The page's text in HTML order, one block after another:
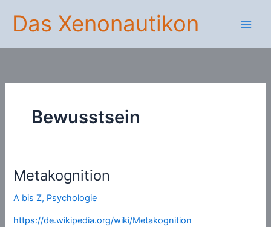
Inhalt
springen
Das Xenonautikon
Bewusstsein
Metakognition
A bis Z, Psychologie
https://de.wikipedia.org/wiki/Metakognition